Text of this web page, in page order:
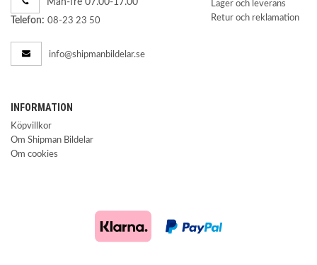
Mån-fre 07.00-17.00
Telefon: 08-23 23 50
info@shipmanbildelar.se
Lager och leverans
Retur och reklamation
INFORMATION
Köpvillkor
Om Shipman Bildelar
Om cookies